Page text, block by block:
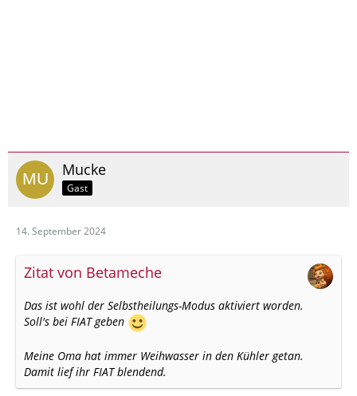
Mucke
Gast
14. September 2024
Zitat von Betameche
Das ist wohl der Selbstheilungs-Modus aktiviert worden.
Soll's bei FIAT geben
Meine Oma hat immer Weihwasser in den Kühler getan.
Damit lief ihr FIAT blendend.